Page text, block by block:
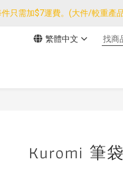
只需加$7運費。(大件/較重產
只需加$7運費。(大件/較重產
網店訂單處理及客服服務暫停
只需加$7運費。(大件/較重產品
繁體中文
Kuromi 筆袋